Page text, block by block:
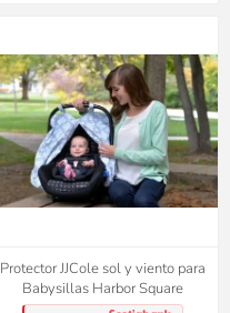
Protector JJCole sol y viento para
Babysillas Harbor Square